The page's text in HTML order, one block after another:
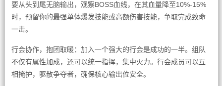
要从头到尾无脑输出，观察BOSS血线，在其血量降至10%-15%
时，预留你的最强单体爆发技能或高额伤害技能，争取完成致命
一击。
行会协作，抱团取暖：加入一个强大的行会是成功的一半。组队
不仅有属性加成，还可以统一指挥，集中火力。行会成员可以互
相掩护，驱散争夺者，确保核心输出位安全。